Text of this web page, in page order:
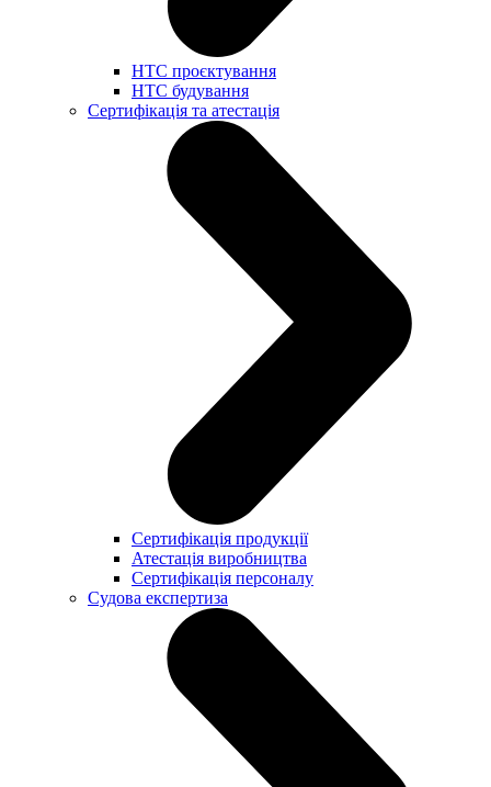
НТС проєктування
НТС будування
Сертифікація та атестація
Сертифікація продукції
Атестація виробництва
Сертифікація персоналу
Судова експертиза